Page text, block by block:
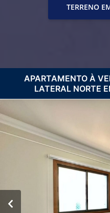
TERRENO
APARTAMENTO À
LATERAL NORTE